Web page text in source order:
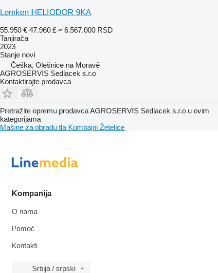
Lemken HELIODOR 9KA
55.950 € 47.960 £ ≈ 6.567.000 RSD
Tanjirača
2023
Stanje novi
Češka, Olešnice na Moravě
AGROSERVIS Sedlacek s.r.o
Kontaktirajte prodavca
Pretražite opremu prodavca AGROSERVIS Sedlacek s.r.o u ovim
kategorijama
Mašine za obradu tla Kombajni Žetelice
Kompanija
O nama
Pomoć
Kontakti
Srbija / srpski